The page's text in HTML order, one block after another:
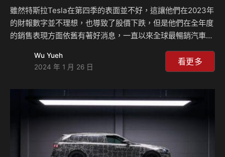
雖然特斯拉Tesla在第四季的表面並不好，這讓他們在2023年
的財報數字並不理想，也導致了股價下跌，但是他們在全年度
的銷售表現方面依舊有著好消息，一直以來全球最暢銷汽車都
鼎冠軍寶座，但現在則是Model Y取得了勝利，這是史上第一
次由電動車取得這個龍頭位置。 特斯拉在2023年的銷售量雖
總共交付了123萬輛的Model Y，這讓該車款成為了全球最受
歡迎的車輛，取代了Toyota RAV4，雖然目前實際的銷售數字
尚未被確認，不過以目前的估算來看，Toyota RAV4想要擊…
Wu Yueh
2024 年 1 月 26 日
看更多